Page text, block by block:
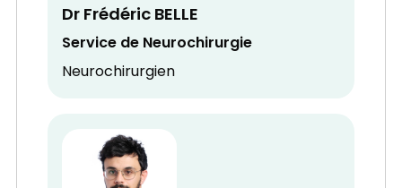
Dr Frédéric BELLE
Service de Neurochirurgie
Neurochirurgien